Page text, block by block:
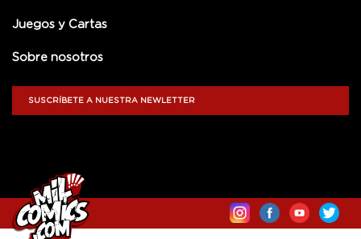
Juegos y Cartas
Sobre nosotros
SUSCRÍBETE A NUESTRA NEWLETTER